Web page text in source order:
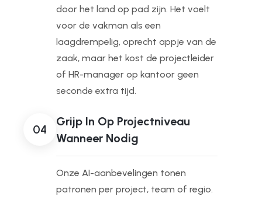
door het land op pad zijn. Het voelt
voor de vakman als een
laagdrempelig, oprecht appje van de
zaak, maar het kost de projectleider
of HR-manager op kantoor geen
seconde extra tijd.
04
Grijp In Op Projectniveau
Wanneer Nodig
Onze AI-aanbevelingen tonen
patronen per project, team of regio.